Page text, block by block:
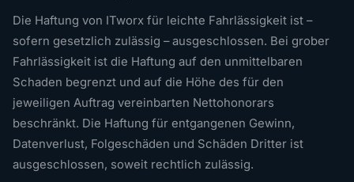
Die Haftung von ITworx für leichte Fahrlässigkeit ist –
sofern gesetzlich zulässig – ausgeschlossen. Bei grober
Fahrlässigkeit ist die Haftung auf den unmittelbaren
Schaden begrenzt und auf die Höhe des für den
jeweiligen Auftrag vereinbarten Nettohonorars
beschränkt. Die Haftung für entgangenen Gewinn,
Datenverlust, Folgeschäden und Schäden Dritter ist
ausgeschlossen, soweit rechtlich zulässig.